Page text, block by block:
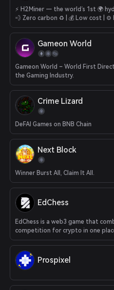
⚡️ H2Miner — the world’s 1st 🌍
💨 Zero carbon ♻️ | 💰 Low cost | ⚙️
Gameon World
Gameon World – World First
the Gaming Industry.
Crime Lizard
DeFAI Games on BNB Chain
Next Block
Winner Burst All, Claim It All.
EdChess
EdChess is a web3 game that
competition for crypto in one
Prospixel